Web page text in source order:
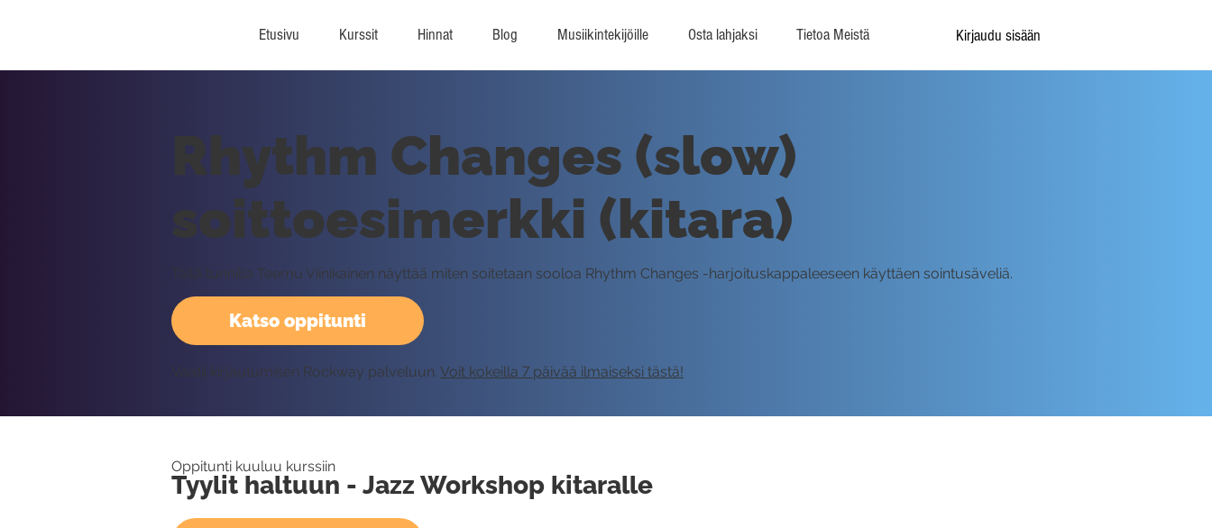
Etusivu Kurssit Hinnat Blog Musiikintekijöille Osta lahjaksi Tietoa Meistä Kirjaudu sisään
Katso oppitunti
Rhythm Changes (slow)
soittoesimerkki (kitara)
Tällä tunnilla Teemu Viinikainen näyttää miten soitetaan sooloa Rhythm Changes -harjoituskappaleeseen käyttäen sointusäveliä.
Vaatii kirjautumisen Rockway palveluun. Voit kokeilla 7 päivää ilmaiseksi tästä!
Oppitunti kuuluu kurssiin
Tyylit haltuun - Jazz Workshop kitaralle